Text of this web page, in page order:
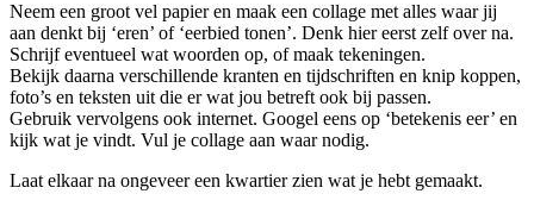
Neem een groot vel papier en maak een collage met alles waar jij
aan denkt bij ‘eren’ of ‘eerbied tonen’. Denk hier eerst zelf over na.
Schrijf eventueel wat woorden op, of maak tekeningen.
Bekijk daarna verschillende kranten en tijdschriften en knip koppen,
foto’s en teksten uit die er wat jou betreft ook bij passen.
Gebruik vervolgens ook internet. Googel eens op ‘betekenis eer’ en
kijk wat je vindt. Vul je collage aan waar nodig.
Laat elkaar na ongeveer een kwartier zien wat je hebt gemaakt.